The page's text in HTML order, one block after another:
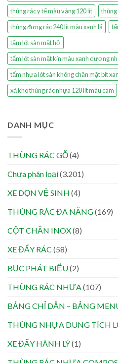
thùng rác y tế màu vàng 120 lít
thùng
thùng đựng rác 240 lít màu xanh lá
tấm lót sàn mặt hở
tấm lót sàn mặt kín màu xanh dương
tấm nhựa lót sàn không chân mặt bít
xả kho thùng rác nhựa 120 lít màu cam
DANH MỤC
THÙNG RÁC GỖ(4)
Chưa phân loại(3.201)
XE DỌN VỆ SINH (4)
THÙNG RÁC ĐA NĂNG(169)
CỘT CHẮN INOX(8)
XE ĐẨY RÁC (58)
BỤC PHÁT BIỂU(2)
THÙNG RÁC NHỰA(107)
BẢNG CHỈ DẪN – BẢNG
THÙNG NHỰA DUNG TÍCH
XE ĐẨY HÀNH LÝ(1)